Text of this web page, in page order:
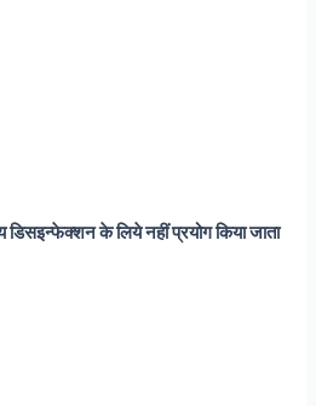
डिसइन्फेक्शन के लिये नहीं प्रयोग किया जाता